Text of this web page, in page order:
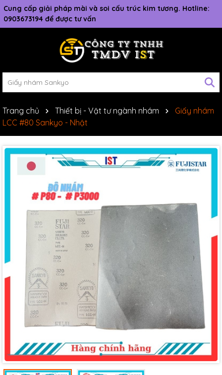
Cung cấp giải pháp mài và soi cấu trúc kim tương. Hotline:
0903673194 để được tư vấn
Trang chủ Thiết bị - Vật tư ngành nhám
Giấy nhám
LCC #80 Sankyo - Nhật